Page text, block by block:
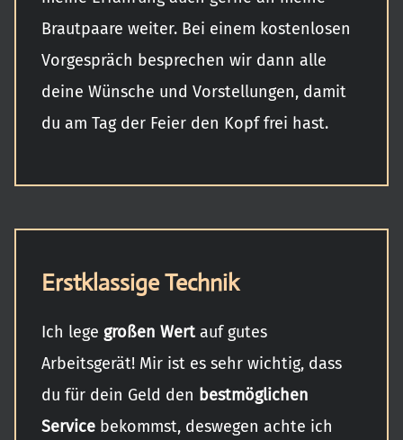
Brautpaare weiter. Bei einem kostenlosen
Vorgespräch besprechen wir dann alle
deine Wünsche und Vorstellungen, damit
du am Tag der Feier den Kopf frei hast.
Erstklassige Technik
Ich lege großen Wert auf gutes
Arbeitsgerät! Mir ist es sehr wichtig, dass
du für dein Geld den bestmöglichen
Service bekommst, deswegen achte ich